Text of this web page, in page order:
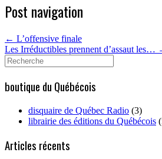
Post navigation
← L’offensive finale
Les Irréductibles prennent d’assaut les…
Search
for:
boutique du Québécois
disquaire de Québec Radio (3)
librairie des éditions du Québécois
Articles récents